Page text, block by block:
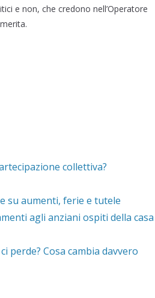
e non, che credono nell’Operatore
collettiva?
su aumenti, ferie e tutele
agli anziani ospiti della casa
perde? Cosa cambia davvero